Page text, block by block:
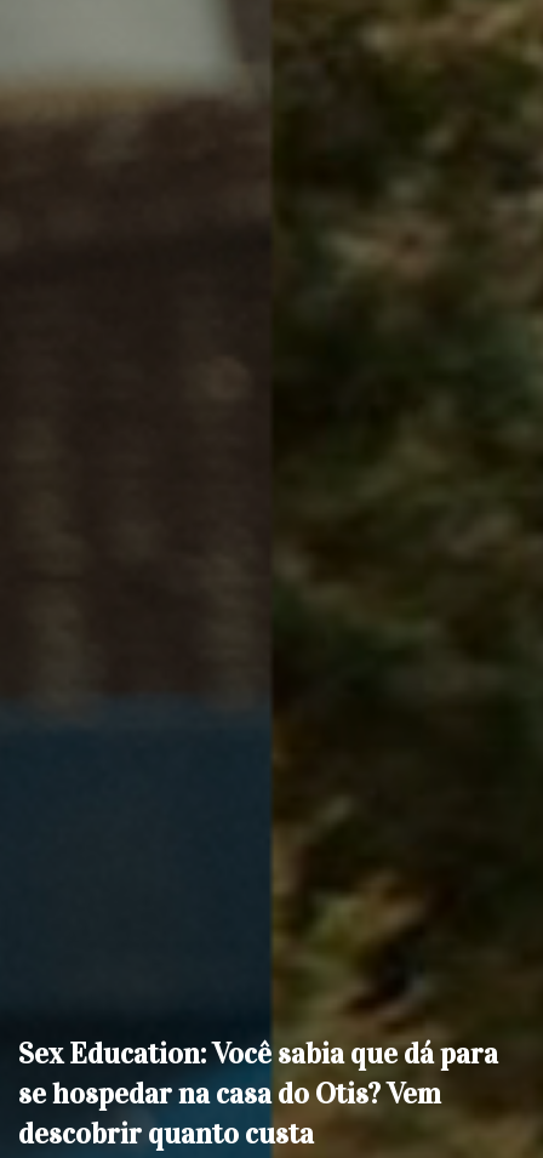
Sex Education: Você sabia que dá para
se hospedar na casa do Otis? Vem
descobrir quanto custa